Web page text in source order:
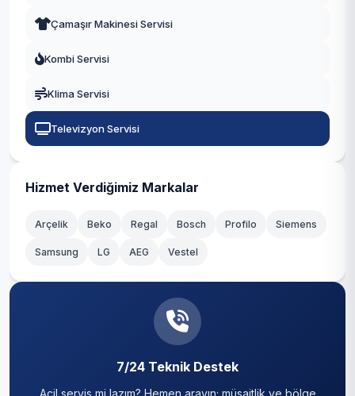
Serik
Çamaşır Makinesi Servisi
Kombi Servisi
Klima Servisi
Televizyon Servisi
Hizmet Verdiğimiz Markalar
Arçelik Beko Regal Bosch Profilo Siemens
Samsung LG AEG Vestel
7/24 Teknik Destek